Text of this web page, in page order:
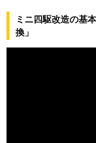
ミニ四駆改造の基
換」